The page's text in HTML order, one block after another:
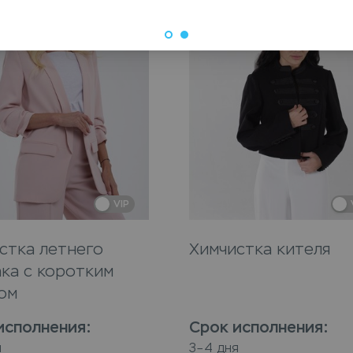
VIP
летнего
с коротким
:
Химчистка кителя
Срок исполнения:
3–4 дня